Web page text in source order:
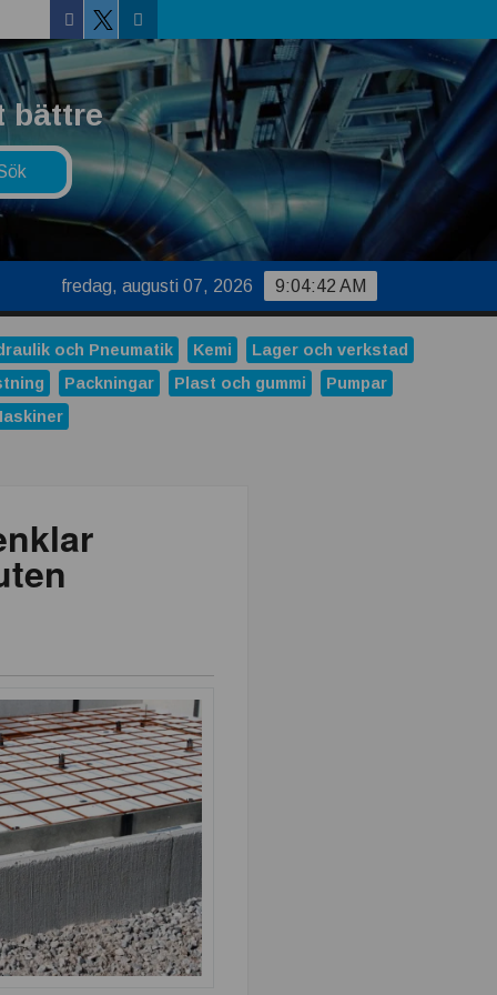
Facebook
TwitterLinkedin
bättre
9:04:43 AM
fredag, augusti 07, 2026
och Pneumatik Kemi
Lager och verkstad
Packningar Plast och gummi
Pumpar